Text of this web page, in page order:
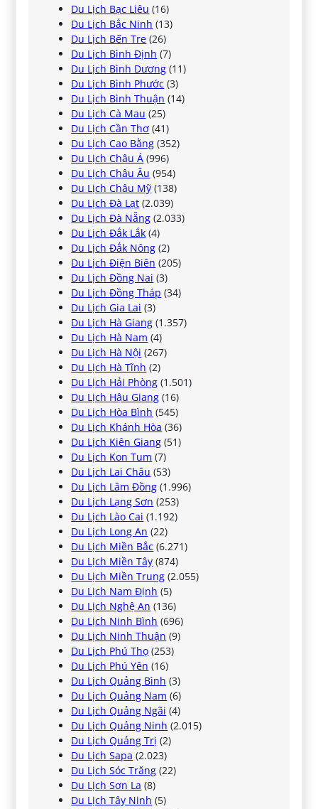
Du Lịch Bạc Liêu (16)
Du Lịch Bắc Ninh (13)
Du Lịch Bến Tre (26)
Du Lịch Bình Định (7)
Du Lịch Bình Dương (11)
Du Lịch Bình Phước (3)
Du Lịch Bình Thuận (14)
Du Lịch Cà Mau (25)
Du Lịch Cần Thơ (41)
Du Lịch Cao Bằng (352)
Du Lịch Châu Á (996)
Du Lịch Châu Âu (954)
Du Lịch Châu Mỹ (138)
Du Lịch Đà Lạt (2.039)
Du Lịch Đà Nẵng (2.033)
Du Lịch Đắk Lắk (4)
Du Lịch Đắk Nông (2)
Du Lịch Điện Biên (205)
Du Lịch Đồng Nai (3)
Du Lịch Đồng Tháp (34)
Du Lịch Gia Lai (3)
Du Lịch Hà Giang (1.357)
Du Lịch Hà Nam (4)
Du Lịch Hà Nội (267)
Du Lịch Hà Tĩnh (2)
Du Lịch Hải Phòng (1.501)
Du Lịch Hậu Giang (16)
Du Lịch Hòa Bình (545)
Du Lịch Khánh Hòa (36)
Du Lịch Kiên Giang (51)
Du Lịch Kon Tum (7)
Du Lịch Lai Châu (53)
Du Lịch Lâm Đồng (1.996)
Du Lịch Lạng Sơn (253)
Du Lịch Lào Cai (1.192)
Du Lịch Long An (22)
Du Lịch Miền Bắc (6.271)
Du Lịch Miền Tây (874)
Du Lịch Miền Trung (2.055)
Du Lịch Nam Định (5)
Du Lịch Nghệ An (136)
Du Lịch Ninh Bình (696)
Du Lịch Ninh Thuận (9)
Du Lịch Phú Thọ (253)
Du Lịch Phú Yên (16)
Du Lịch Quảng Bình (3)
Du Lịch Quảng Nam (6)
Du Lịch Quảng Ngãi (4)
Du Lịch Quảng Ninh (2.015)
Du Lịch Quảng Trị (2)
Du Lịch Sapa (2.023)
Du Lịch Sóc Trăng (22)
Du Lịch Sơn La (8)
Du Lịch Tây Ninh (5)